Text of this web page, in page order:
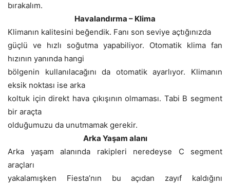
bırakalım.
Havalandırma – Klima
Klimanın kalitesini beğendik. Fanı son seviye açtığınızda
güçlü ve hızlı soğutma yapabiliyor. Otomatik klima fan
hızının yanında hangi
bölgenin kullanılacağını da otomatik ayarlıyor. Klimanın
eksik noktası ise arka
koltuk için direkt hava çıkışının olmaması. Tabi B segment
bir araçta
olduğumuzu da unutmamak gerekir.
Arka Yaşam alanı
Arka yaşam alanında rakipleri neredeyse C segment
araçları
yakalamışken Fiesta’nın bu açıdan zayıf kaldığını